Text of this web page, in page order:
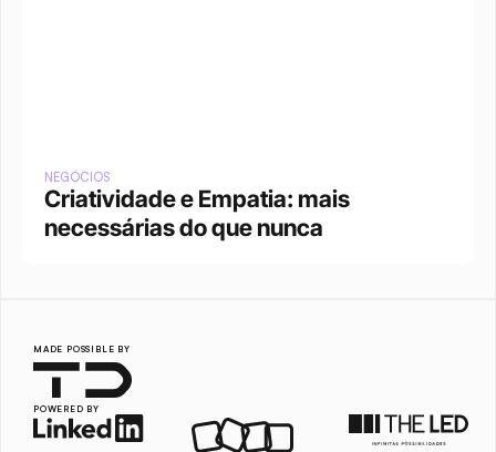
NEGÓCIOS
Criatividade e Empatia: mais
necessárias do que nunca
MADE POSSIBLE BY
POWERED BY